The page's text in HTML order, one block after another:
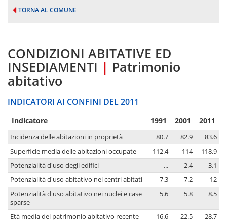
TORNA AL COMUNE
CONDIZIONI ABITATIVE ED
INSEDIAMENTI | Patrimonio
abitativo
INDICATORI AI CONFINI DEL 2011
Indicatore 1991 2001 2011
Incidenza delle abitazioni in proprietà 80.7 82.9
83.6
Superficie media delle abitazioni occupate
112.4 114
118.9
Potenzialità d'uso degli edifici
... 2.4
3.1
Potenzialità d'uso abitativo nei centri abitati
7.3 7.2
12
Potenzialità d'uso abitativo nei nuclei e case
sparse
5.6 5.8 8.5
Età media del patrimonio abitativo recente 16.6 22.5
28.7